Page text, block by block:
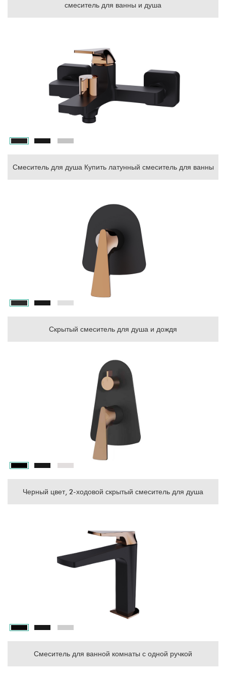
смеситель для ванны и душа
Смеситель для душа Купить латунный смеситель для ванны
Скрытый смеситель для душа и дождя
Черный цвет, 2-ходовой скрытый смеситель для душа
Смеситель для ванной комнаты с одной ручкой